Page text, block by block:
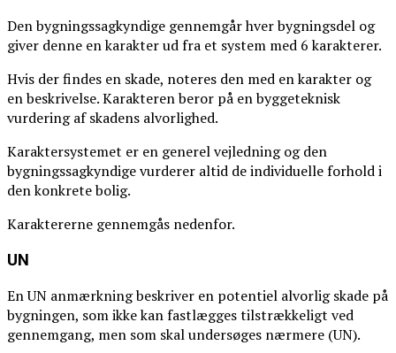
Den bygningssagkyndige gennemgår hver bygningsdel og
giver denne en karakter ud fra et system med 6 karakterer.
Hvis der findes en skade, noteres den med en karakter og
en beskrivelse. Karakteren beror på en byggeteknisk
vurdering af skadens alvorlighed.
Karaktersystemet er en generel vejledning og den
bygningssagkyndige vurderer altid de individuelle forhold i
den konkrete bolig.
Karaktererne gennemgås nedenfor.
UN
En UN anmærkning beskriver en potentiel alvorlig skade på
bygningen, som ikke kan fastlægges tilstrækkeligt ved
gennemgang, men som skal undersøges nærmere (UN).